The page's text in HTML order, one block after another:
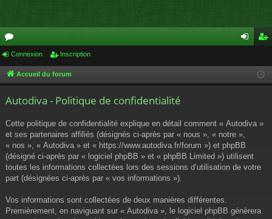
or
u cri
Connexion Inscription
Accueil du forum
Autodiva - Politique de confidentialité
Cette politique de confidentialité explique en détail comment « Autodiva »
et ses partenaires affiliés (désignés ci-après par « nous », « notre »,
« nos », « Autodiva » et « https://www.autodiva.fr/forum ») et phpBB
(désigné ci-après par « logiciel phpBB » et « phpBB Limited ») utilisent
toutes les informations collectées lors des sessions d’utilisation de votre
part (désignées ci-après par « vos informations »).
Vos informations sont collectées de deux manières différentes.
Premièrement, en naviguant sur « Autodiva », le logiciel phpBB génèrera